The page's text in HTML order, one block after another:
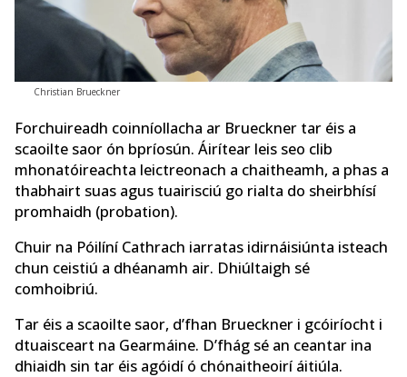
Christian Brueckner
Forchuireadh coinníollacha ar Brueckner tar éis a
scaoilte saor ón bpríosún. Áirítear leis seo clib
mhonatóireachta leictreonach a chaitheamh, a phas a
thabhairt suas agus tuairisciú go rialta do sheirbhísí
promhaidh (probation).
Chuir na Póilíní Cathrach iarratas idirnáisiúnta isteach
chun ceistiú a dhéanamh air. Dhiúltaigh sé
comhoibriú.
Tar éis a scaoilte saor, d’fhan Brueckner i gcóiríocht i
dtuaisceart na Gearmáine. D’fhág sé an ceantar ina
dhiaidh sin tar éis agóidí ó chónaitheoirí áitiúla.